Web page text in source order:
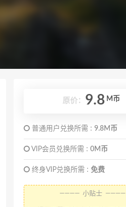
原价： 9.8 M币
普通用户兑换所需 : 9.8M币
VIP会员兑换所需 : 0M币
终身VIP兑换所需 : 免费
———— 小贴士 ————